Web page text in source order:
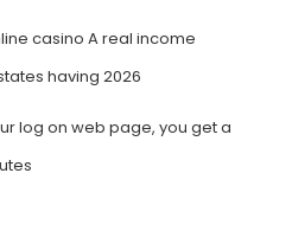
casino A real income
having 2026
log on web page, you get a